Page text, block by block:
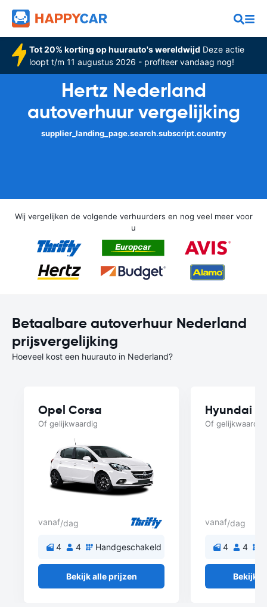
Tot 20% korting op huurauto's wereldwijd Deze actie
loopt t/m 11 augustus 2026 - profiteer vandaag nog!
Hertz Nederland
autoverhuur vergelijking
supplier_landing_page.search.subscript.country
Wij vergelijken de volgende verhuurders en nog veel meer voor
u
Betaalbare autoverhuur Nederland
prijsvergelijking
Hoeveel kost een huurauto in Nederland?
Opel Corsa
Of gelijkwaardig
vanaf/dag
4 4 Handgeschakeld
Bekijk alle prijzen
Hyundai
Of gelijkwaardig
vanaf/dag
4 4
Bekijk